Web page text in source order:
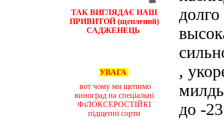
ТАК ВИГЛЯДАЄ НАШ
ПРИВИТОЙ (щеплений)
САДЖЕНЕЦЬ
УВАГА
вот чому ми щепимо
виноград на спеціальні
ФіЛОКСЕРОСТІЙКІ
підщепні сорти
,
до -